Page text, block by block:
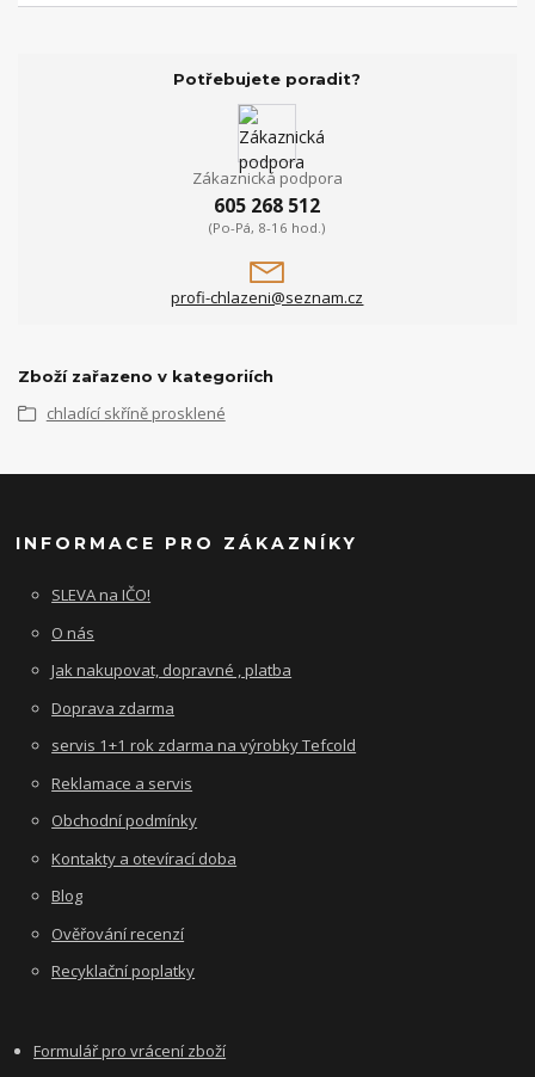
Potřebujete poradit?
Zákaznická podpora
605 268 512
(Po-Pá, 8-16 hod.)
profi-chlazeni@seznam.cz
Zboží zařazeno v kategoriích
chladící skříně prosklené
INFORMACE PRO ZÁKAZNÍKY
SLEVA na IČO!
O nás
Jak nakupovat, dopravné , platba
Doprava zdarma
servis 1+1 rok zdarma na výrobky Tefcold
Reklamace a servis
Obchodní podmínky
Kontakty a otevírací doba
Blog
Ověřování recenzí
Recyklační poplatky
Formulář pro vrácení zboží